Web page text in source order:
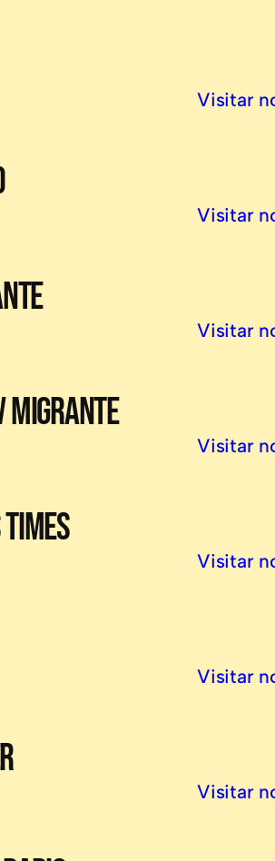
Visitar
Visitar
Visitar
MIGRANTE
Visitar
Visitar
Visitar
Visitar